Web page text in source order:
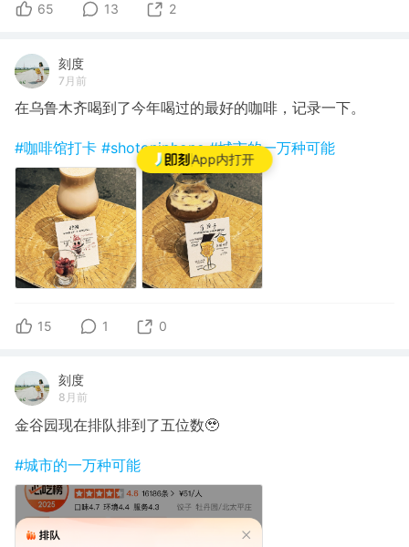
App内打开
65 13 2
刻度
7月前
在乌鲁木齐喝到了今年喝过的最好的咖啡，记录一下。
#咖啡馆打卡 #shotoniphone#城市的一万种可能
15 1 0
刻度
8月前
金谷园现在排队排到了五位数🥹
#城市的一万种可能